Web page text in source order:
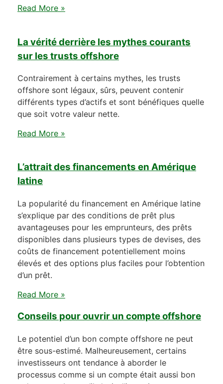
Read More »
La vérité derrière les mythes courants
sur les trusts offshore
Contrairement à certains mythes, les trusts
offshore sont légaux, sûrs, peuvent contenir
différents types d’actifs et sont bénéfiques quelle
que soit votre valeur nette.
Read More »
L’attrait des financements en Amérique
latine
La popularité du financement en Amérique latine
s’explique par des conditions de prêt plus
avantageuses pour les emprunteurs, des prêts
disponibles dans plusieurs types de devises, des
coûts de financement potentiellement moins
élevés et des options plus faciles pour l’obtention
d’un prêt.
Read More »
Conseils pour ouvrir un compte offshore
Le potentiel d’un bon compte offshore ne peut
être sous-estimé. Malheureusement, certains
investisseurs ont tendance à aborder le
processus comme si un compte était aussi bon